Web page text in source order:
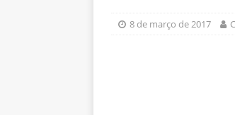
8 de março de 2017